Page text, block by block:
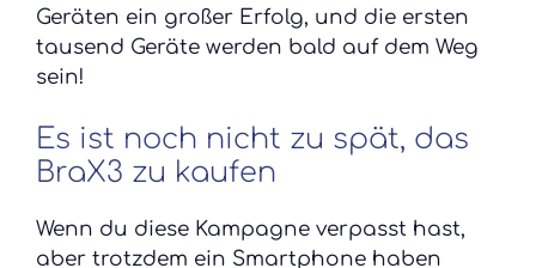
Geräten ein großer Erfolg, und die ersten
tausend Geräte werden bald auf dem Weg
sein!
Es ist noch nicht zu spät, das
BraX3 zu kaufen
Wenn du diese Kampagne verpasst hast,
aber trotzdem ein Smartphone haben